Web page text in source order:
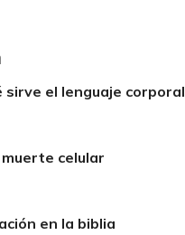
sirve el lenguaje corporal
celular
en la biblia